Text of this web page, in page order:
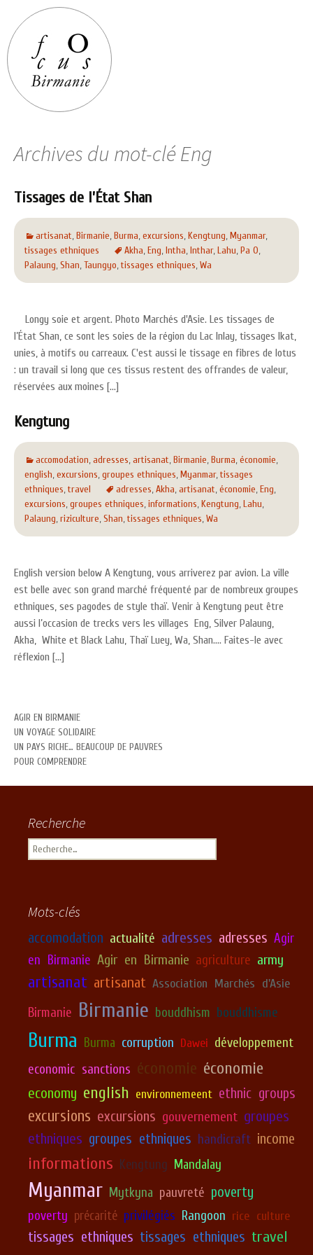
Archives du mot-clé Eng
Tissages de l’État Shan
artisanat,Birmanie,Burma,excursions,Kengtung,Myanmar,
tissages ethniques
Akha,Eng,Intha,Inthar,Lahu,Pa O,
Palaung,Shan,Taungyo,tissages ethniques,Wa
Longy soie et argent. Photo Marchés d'Asie. Les tissages de
l’État Shan, ce sont les soies de la région du Lac Inlay, tissages Ikat,
unies, à motifs ou carreaux. C'est aussi le tissage en fibres de lotus
: un travail si long que ces tissus restent des offrandes de valeur,
réservées aux moines [...]
Kengtung
accomodation,adresses,artisanat,Birmanie,Burma,économie,
english,excursions,groupes ethniques,Myanmar,tissages
ethniques,travel adresses,Akha,artisanat,économie,Eng,
excursions,groupes ethniques,informations,Kengtung,Lahu,
Palaung,riziculture,Shan,tissages ethniques,Wa
English version below A Kengtung, vous arriverez par avion. La ville
est belle avec son grand marché fréquenté par de nombreux groupes
ethniques, ses pagodes de style thaï. Venir à Kengtung peut être
aussi l’occasion de trecks vers les villages Eng, Silver Palaung,
Akha, White et Black Lahu, Thaï Luey, Wa, Shan…. Faites-le avec
réflexion […]
AGIR EN BIRMANIE
UN VOYAGE SOLIDAIRE
UN PAYS RICHE… BEAUCOUP DE PAUVRES
POUR COMPRENDRE
Recherche
Rechercher :
Mots-clés
accomodation actualité adresses adresses Agir
en Birmanie Agir en Birmanie agriculture army
artisanat artisanat Association Marchés d'Asie
Birmanie Birmanie bouddhism bouddhisme
Burma Burma corruption Dawei développement
economic sanctions économie économie
economy english environnemeent ethnic groups
excursions excursions gouvernement groupes
ethniques groupes ethniques handicraft income
informations Kengtung Mandalay
Myanmar Mytkyna pauvreté poverty
poverty précarité privilégiés Rangoon rice culture
tissages ethniques tissages ethniques travel